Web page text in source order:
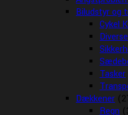
Biludstyr og
Cykel
Tasker
Dækkener
Regn